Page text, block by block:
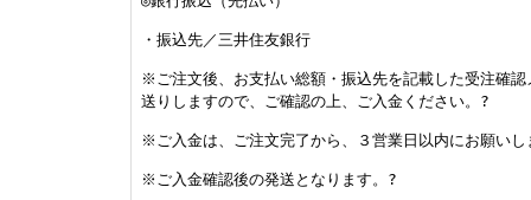
・振込先／三井住友銀行
※ご注文後、お支払い総額・振込先を記載した受注確認
送りしますので、ご確認の上、ご入金ください。?
※ご入金は、ご注文完了から、３営業日以内にお願いし
※ご入金確認後の発送となります。?